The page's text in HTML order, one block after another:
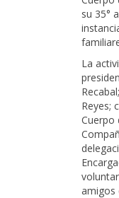
su 35°
La
Reyes;
Cuerpo
amigos